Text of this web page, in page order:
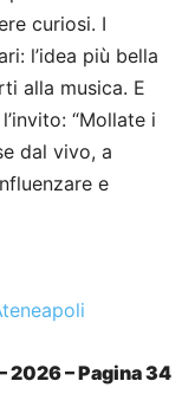
curiosi. I
l’idea più bella
alla musica. E
“Mollate i
dal vivo, a
e
2026 – Pagina 34